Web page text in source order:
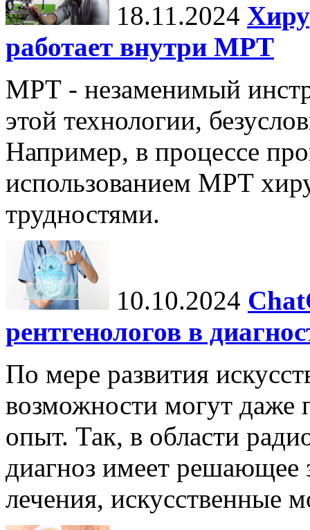
18.11.2024
работает внутри МРТ
МРТ - незаменимый
этой технологии,
Например, в процессе
использованием МРТ
трудностями.
10.10.2024
рентгенологов в
По мере развития
возможности могут даже
опыт. Так, в области
диагноз имеет решающее
лечения, искусственные